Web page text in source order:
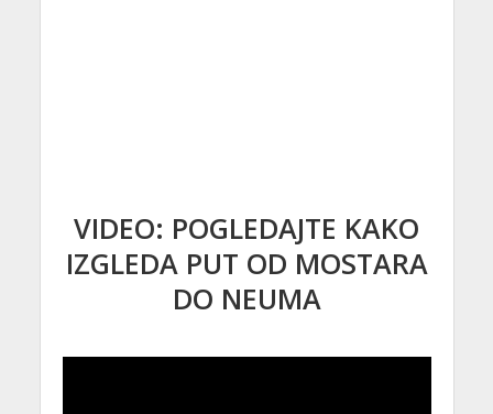
VIDEO: POGLEDAJTE KAKO
IZGLEDA PUT OD MOSTARA
DO NEUMA